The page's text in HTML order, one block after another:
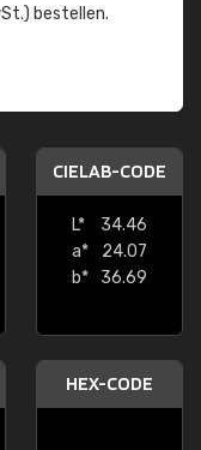
bestellen.
CIELAB-CODE
L*
34.46
a*
24.07
b*
36.69
HEX-CODE